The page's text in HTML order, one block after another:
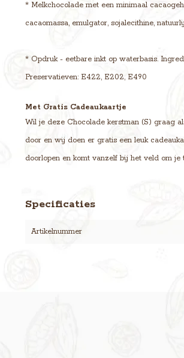
* Melkchocolade met een minimaal
cacaomassa, emulgator, sojalecithine,
* Opdruk - eetbare inkt op waterbasis.
Preservatieven: E422, E202, E490
Met Gratis Cadeaukaartje
Wil je deze Chocolade kerstman (S) graag
door en wij doen er gratis een leuk
doorlopen en komt vanzelf bij het veld om je
Specificaties
Artikelnummer